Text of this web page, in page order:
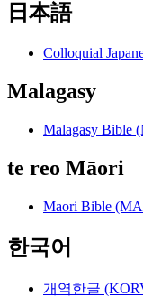
日本語
Colloquial
Malagasy
Malagasy Bible
te reo Māori
Maori Bible
한국어
개역한글